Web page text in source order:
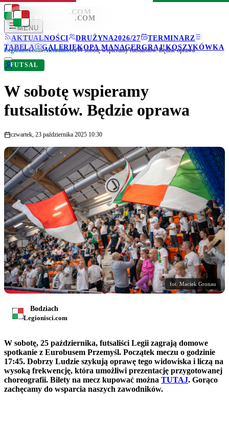
LEGIONISCI .COM
MENU
AKTUALNOŚCI
DRUŻYNA2026/27
TERMINARZ
TABELA
GALERIEKOPA MANAGERGRAJ!KOSZYKÓWKA
LEGIONISCI .COM
Legionisci.com/Aktualności/W sobotę wspieramy futsalistów. Będzie oprawa
FUTSAL
W sobotę wspieramy
futsalistów. Będzie oprawa
czwartek, 23 października 2025 10:30
fot. Maciek Gronau
Bodziach
Legionisci.com
W sobotę, 25 października, futsaliści Legii zagrają domowe
spotkanie z Eurobusem Przemyśl. Początek meczu o godzinie
17:45. Dobrzy Ludzie szykują oprawę tego widowiska i liczą na
wysoką frekwencję, która umożliwi prezentację przygotowanej
choreografii. Bilety na mecz kupować można TUTAJ. Gorąco
zachęcamy do wsparcia naszych zawodników.